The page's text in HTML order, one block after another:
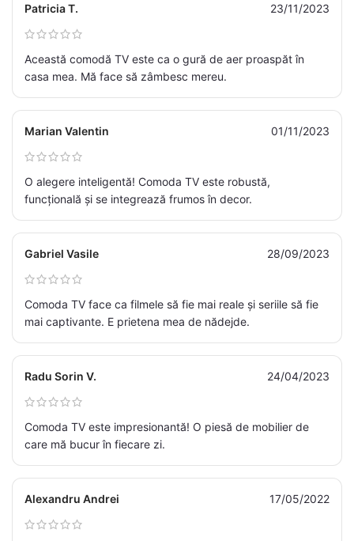
Patricia T. 23/11/2023
Această comodă TV este ca o gură de aer proaspăt în
casa mea. Mă face să zâmbesc mereu.
Marian Valentin 01/11/2023
O alegere inteligentă! Comoda TV este robustă,
funcțională și se integrează frumos în decor.
Gabriel Vasile 28/09/2023
Comoda TV face ca filmele să fie mai reale și seriile să fie
mai captivante. E prietena mea de nădejde.
Radu Sorin V. 24/04/2023
Comoda TV este impresionantă! O piesă de mobilier de
care mă bucur în fiecare zi.
Alexandru Andrei 17/05/2022